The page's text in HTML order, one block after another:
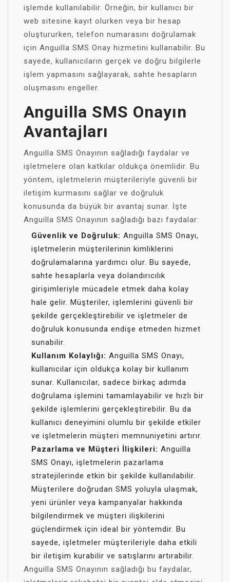
işlemde kullanılabilir. Örneğin, bir kullanıcı bir
web sitesine kayıt olurken veya bir hesap
oluştururken, telefon numarasını doğrulamak
için Anguilla SMS Onay hizmetini kullanabilir. Bu
sayede, kullanıcıların gerçek ve doğru bilgilerle
işlem yapmasını sağlayarak, sahte hesapların
oluşmasını engeller.
Anguilla SMS Onayın
Avantajları
Anguilla SMS Onayının sağladığı faydalar ve
işletmelere olan katkılar oldukça önemlidir. Bu
yöntem, işletmelerin müşterileriyle güvenli bir
iletişim kurmasını sağlar ve doğruluk
konusunda da büyük bir avantaj sunar. İşte
Anguilla SMS Onayının sağladığı bazı faydalar:
Güvenlik ve Doğruluk: Anguilla SMS Onayı,
işletmelerin müşterilerinin kimliklerini
doğrulamalarına yardımcı olur. Bu sayede,
sahte hesaplarla veya dolandırıcılık
girişimleriyle mücadele etmek daha kolay
hale gelir. Müşteriler, işlemlerini güvenli bir
şekilde gerçekleştirebilir ve işletmeler de
doğruluk konusunda endişe etmeden hizmet
sunabilir.
Kullanım Kolaylığı: Anguilla SMS Onayı,
kullanıcılar için oldukça kolay bir kullanım
sunar. Kullanıcılar, sadece birkaç adımda
doğrulama işlemini tamamlayabilir ve hızlı bir
şekilde işlemlerini gerçekleştirebilir. Bu da
kullanıcı deneyimini olumlu bir şekilde etkiler
ve işletmelerin müşteri memnuniyetini artırır.
Pazarlama ve Müşteri İlişkileri: Anguilla
SMS Onayı, işletmelerin pazarlama
stratejilerinde etkin bir şekilde kullanılabilir.
Müşterilere doğrudan SMS yoluyla ulaşmak,
yeni ürünler veya kampanyalar hakkında
bilgilendirmek ve müşteri ilişkilerini
güçlendirmek için ideal bir yöntemdir. Bu
sayede, işletmeler müşterileriyle daha etkili
bir iletişim kurabilir ve satışlarını artırabilir.
Anguilla SMS Onayının sağladığı bu faydalar,